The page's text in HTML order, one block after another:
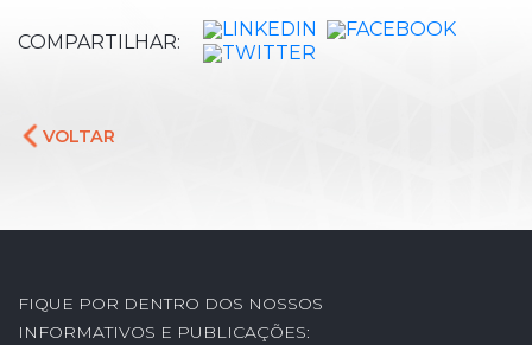
VOLTAR
COMPARTILHAR:
FIQUE POR DENTRO DOS NOSSOS
INFORMATIVOS E PUBLICAÇÕES: